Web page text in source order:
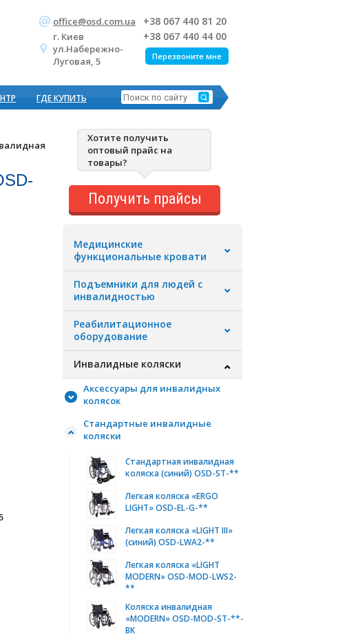
+38 067 440 81 20
+38 067 440 44 00
office@osd.com.ua
г. Киев
ул.Набережно-
Луговая, 5
Перезвоните мне
ГДЕ КУПИТЬ
Хотите получить
оптовый прайс на
товары?
Получить прайсы
Медицинские
функциональные кровати
Подъемники для людей с
инвалидностью
Реабилитационное
оборудование
Инвалидные коляски
Аксессуары для инвалидных
колясок
Стандартные инвалидные
коляски
Стандартная инвалидная
коляска (синий) OSD-ST-**
Легкая коляска «ERGO
LIGHT» OSD-EL-G-**
Легкая коляска «LIGHT III»
(синий) OSD-LWA2-**
Легкая коляска «LIGHT
MODERN» OSD-MOD-LWS2-
**
Коляска инвалидная
«MODERN» OSD-MOD-ST-**-
BK